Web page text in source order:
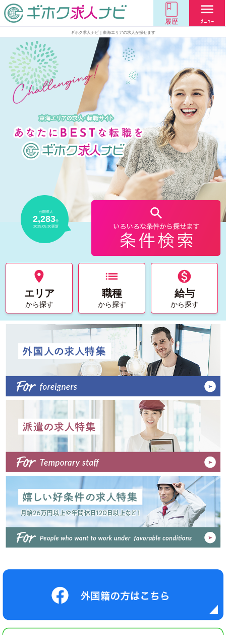
履歴
menu
ﾒﾆｭｰ
ギホク求人ナビ｜東海エリアの求人が探せます
公開求人
2,283件
2025.05.30更新

エリア
から探す
list
職種
から探す

給与
から探す